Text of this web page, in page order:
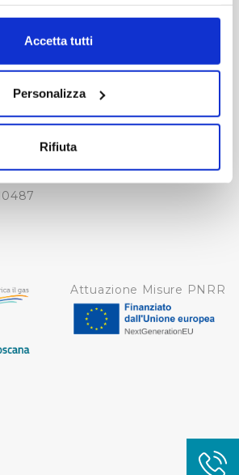
le vostre scelte. È possibile
il proprio consenso in qualsiasi
sui cookie o facendo clic
vorremmo anche:
informazioni sulla tua posizione
tuo dispositivo, scansionandolo
ricerca di caratteristiche specifiche
il tuo consenso in qualsiasi momento
tecnici necessari per rendere
pagine e l'accesso alle aree
le preferenze manifestate
consensi dallo stesso prestati, i
inoltre utilizzati per analizzare il
Accetta tutti
Personalizza
Rifiuta
PRIVACY POLICY
NOTE LEGALI
COOKIE
WHISTLEBLOWING
CREDITS
Attuazione Misure PNRR